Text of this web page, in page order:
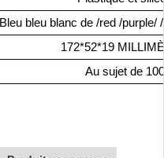
Bleu bleu blanc de /red /purple/
172*52*19
Au sujet de